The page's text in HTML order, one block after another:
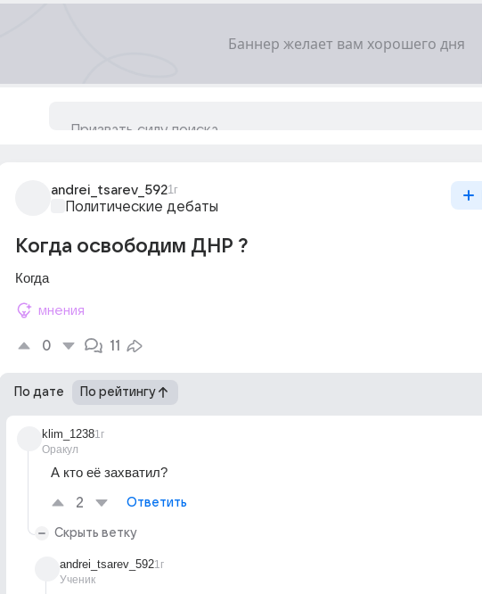
andrei_tsarev_5921г
Политические дебаты
Когда освободим ДНР ?
Когда
мнения
0 11
По дате По рейтингу
klim_1238
Оракул
1г
А кто её захватил?
2 Ответить
Скрыть ветку
andrei_tsarev_592
Ученик
1г